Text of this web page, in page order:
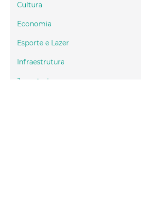
Cultura
Economia
Esporte e Lazer
Infraestrutura
Juventude